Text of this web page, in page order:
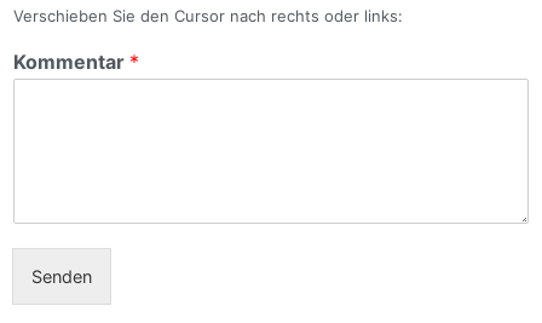
Verschieben Sie den Cursor nach rechts oder links:
Kommentar *
Senden